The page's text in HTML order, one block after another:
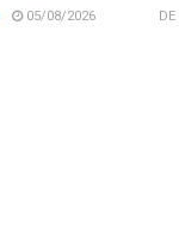
05/08/2026 DE